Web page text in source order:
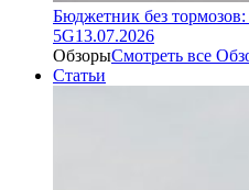
Бюджетник без
5G13.07.2026
ОбзорыСмотреть все
Статьи